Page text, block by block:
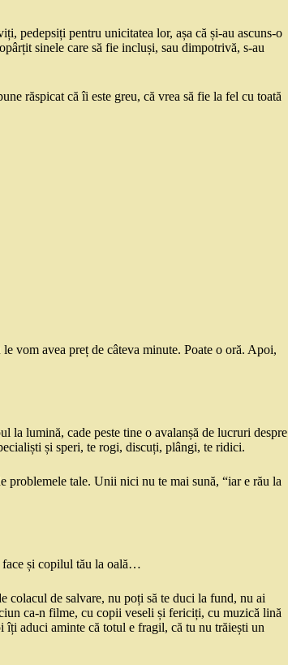
pedepsiți pentru unicitatea lor, așa că și-au ascuns-o
sinele care să fie incluși, sau dimpotrivă, s-au
răspicat că îi este greu, că vrea să fie la fel cu toată
vom avea preț de câteva minute. Poate o oră. Apoi,
la lumină, cade peste tine o avalanșă de lucruri despre
și speri, te rogi, discuți, plângi, te ridici.
problemele tale. Unii nici nu te mai sună, “iar e rău la
face și copilul tău la oală…
colacul de salvare, nu poți să te duci la fund, nu ai
ca-n filme, cu copii veseli și fericiți, cu muzică lină
îți aduci aminte că totul e fragil, că tu nu trăiești un